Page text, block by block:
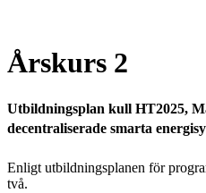
Årskurs 2
Utbildningsplan kull HT2025,
decentraliserade smarta
Enligt utbildningsplanen för
två.